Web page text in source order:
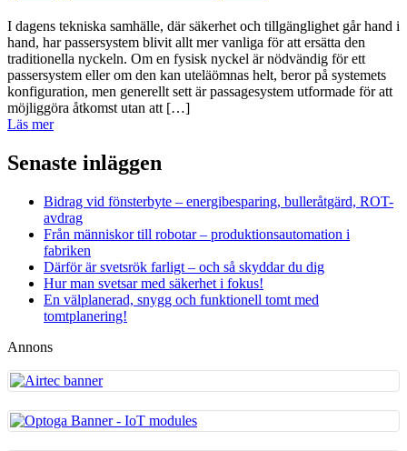
I dagens tekniska samhälle, där säkerhet och tillgänglighet går hand i
hand, har passersystem blivit allt mer vanliga för att ersätta den
traditionella nyckeln. Om en fysisk nyckel är nödvändig för ett
passersystem eller om den kan uteläömnas helt, beror på systemets
konfiguration, men generellt sett är passagesystem utformade för att
möjliggöra åtkomst utan att […]
Läs mer
Senaste inläggen
Bidrag vid fönsterbyte – energibesparing, bulleråtgärd, ROT-
avdrag
Från människor till robotar – produktionsautomation i
fabriken
Därför är svetsrök farligt – och så skyddar du dig
Hur man svetsar med säkerhet i fokus!
En välplanerad, snygg och funktionell tomt med
tomtplanering!
Annons